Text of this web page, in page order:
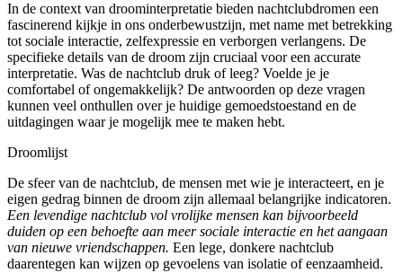
In de context van droominterpretatie bieden nachtclubdromen een
fascinerend kijkje in ons onderbewustzijn, met name met betrekking
tot sociale interactie, zelfexpressie en verborgen verlangens. De
specifieke details van de droom zijn cruciaal voor een accurate
interpretatie. Was de nachtclub druk of leeg? Voelde je je
comfortabel of ongemakkelijk? De antwoorden op deze vragen
kunnen veel onthullen over je huidige gemoedstoestand en de
uitdagingen waar je mogelijk mee te maken hebt.
Droomlijst
De sfeer van de nachtclub, de mensen met wie je interacteert, en je
eigen gedrag binnen de droom zijn allemaal belangrijke indicatoren.
Een levendige nachtclub vol vrolijke mensen kan bijvoorbeeld
duiden op een behoefte aan meer sociale interactie en het aangaan
van nieuwe vriendschappen. Een lege, donkere nachtclub
daarentegen kan wijzen op gevoelens van isolatie of eenzaamheid.